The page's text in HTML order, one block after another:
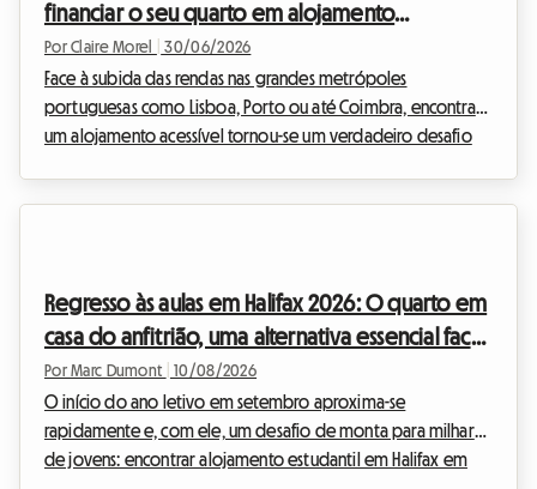
financiar o seu quarto em alojamento
partilhado em Portugal
Por Claire Morel 30/06/2026
Face à subida das rendas nas grandes metrópoles
portuguesas como Lisboa, Porto ou até Coimbra, encontrar
um alojamento acessível tornou-se um verdadeiro desafio
instalar, seja para estudar ou para um primeiro emprego. ...
Regresso às aulas em Halifax 2026: O quarto em
casa do anfitrião, uma alternativa essencial face
à escassez
Por Marc Dumont 10/08/2026
O início do ano letivo em setembro aproxima-se
rapidamente e, com ele, um desafio de monta para milhares
de jovens: encontrar alojamento estudantil em Halifax em